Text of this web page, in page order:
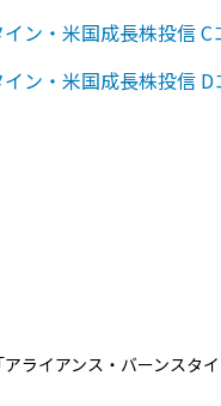
ン・米国成長株投信
ン・米国成長株投信
「アライアンス・バーンス